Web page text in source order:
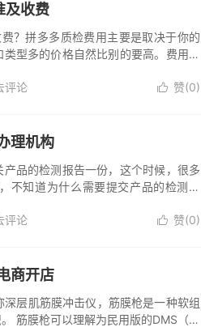
及收费
拼多多质检费用主要是取决于你的
型多的价格自然比别的要高。费用几
 赞(0)
评论
理机构
品的检测报告一份，这个时候，很多
不知道为什么需要提交产品的检测报
 赞(0)
评论
商开店
层肌筋膜冲击仪，筋膜枪是一种软组
筋膜枪可以理解为民用版的DMS（电